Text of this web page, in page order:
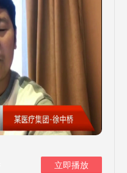
立即播放